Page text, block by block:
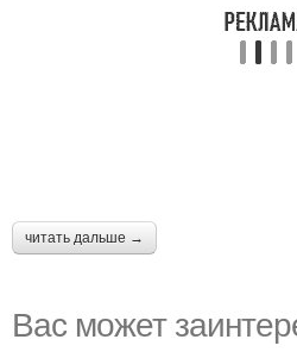
читать дальше →
Вас может